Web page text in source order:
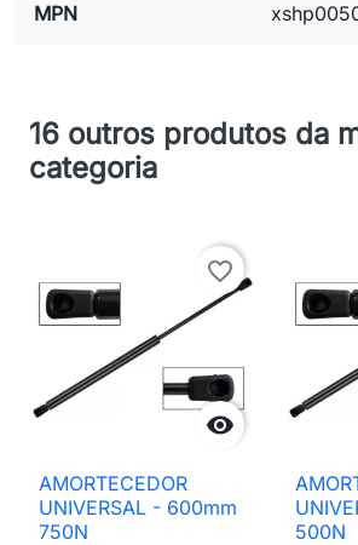
MPN
16 outros produtos da
categoria

favorite_border
AMORTECEDOR
UNIVERSAL - 600mm
750N
500N